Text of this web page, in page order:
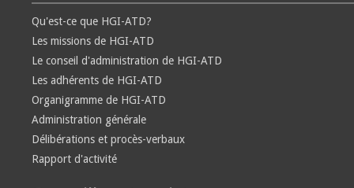
Qu'est-ce que HGI-ATD?
Les missions de HGI-ATD
Le conseil d'administration de HGI-ATD
Les adhérents de HGI-ATD
Organigramme de HGI-ATD
Administration générale
Délibérations et procès-verbaux
Rapport d'activité